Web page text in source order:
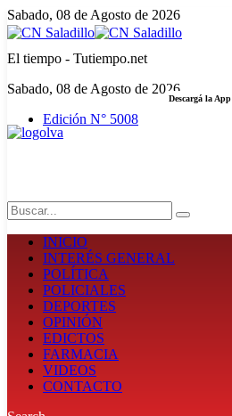
Sabado, 08 de Agosto de 2026
El tiempo - Tutiempo.net
Sabado, 08 de Agosto de 2026
Edición N° 5008
Descargá la App
INICIO
INTERÉS GENERAL
POLÍTICA
POLICIALES
DEPORTES
OPINIÓN
EDICTOS
FARMACIA
VIDEOS
CONTACTO